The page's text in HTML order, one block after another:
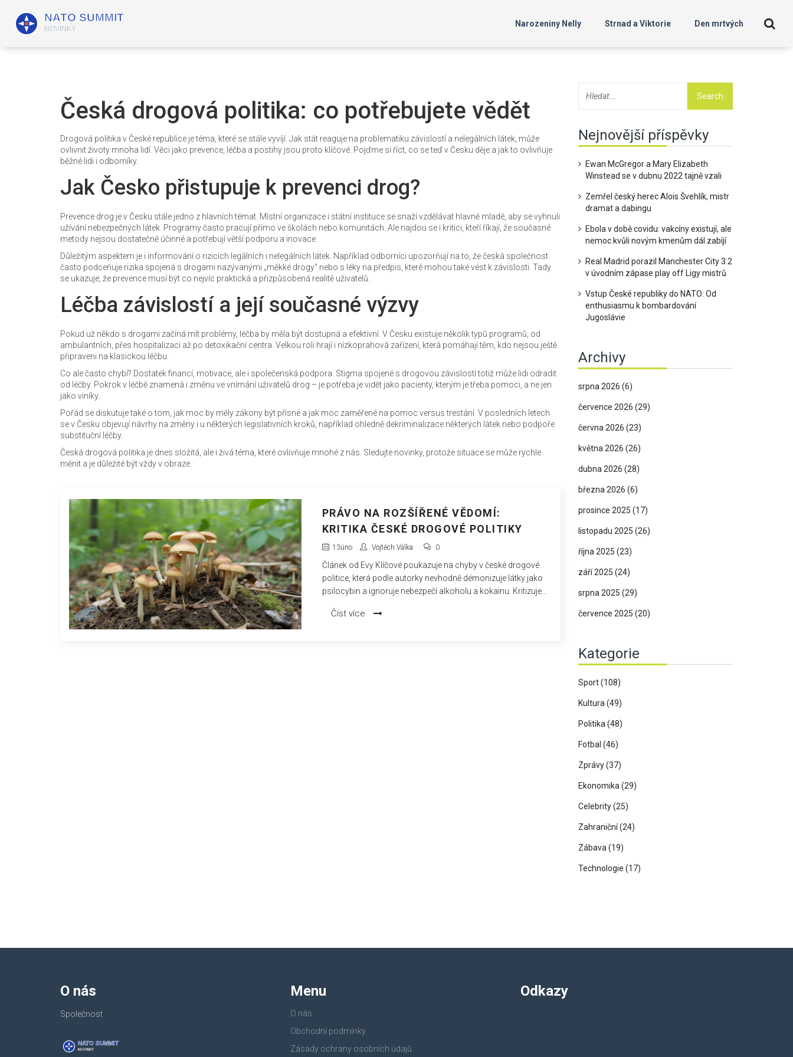
Narozeniny Nelly Strnad a Viktorie Den mrtvých
Česká drogová politika: co potřebujete vědět
Drogová politika v České republice je téma, které se stále vyvíjí. Jak stát reaguje na problematiku závislostí a nelegálních látek, může
ovlivnit životy mnoha lidí. Věci jako prevence, léčba a postihy jsou proto klíčové. Pojďme si říct, co se teď v Česku děje a jak to ovlivňuje
běžné lidi i odborníky.
Jak Česko přistupuje k prevenci drog?
Prevence drog je v Česku stále jedno z hlavních témat. Místní organizace i státní instituce se snaží vzdělávat hlavně mladé, aby se vyhnuli
užívání nebezpečných látek. Programy často pracují přímo ve školách nebo komunitách. Ale najdou se i kritici, kteří říkají, že současné
metody nejsou dostatečně účinné a potřebují větší podporu a inovace.
Důležitým aspektem je i informování o rizicích legálních i nelegálních látek. Například odborníci upozorňují na to, že česká společnost
často podceňuje rizika spojená s drogami nazývanými „měkké drogy“ nebo s léky na předpis, které mohou také vést k závislosti. Tady
se ukazuje, že prevence musí být co nejvíc praktická a přizpůsobená realitě uživatelů.
Léčba závislostí a její současné výzvy
Pokud už někdo s drogami začíná mít problémy, léčba by měla být dostupná a efektivní. V Česku existuje několik typů programů, od
ambulantních, přes hospitalizaci až po detoxikační centra. Velkou roli hrají i nízkoprahová zařízení, která pomáhají těm, kdo nejsou ještě
připraveni na klasickou léčbu.
Co ale často chybí? Dostatek financí, motivace, ale i společenská podpora. Stigma spojené s drogovou závislostí totiž může lidi odradit
od léčby. Pokrok v léčbě znamená i změnu ve vnímání uživatelů drog – je potřeba je vidět jako pacienty, kterým je třeba pomoci, a ne jen
jako viníky.
Pořád se diskutuje také o tom, jak moc by měly zákony být přísné a jak moc zaměřené na pomoc versus trestání. V posledních letech
se v Česku objevují návrhy na změny i u některých legislativních kroků, například ohledně dekriminalizace některých látek nebo podpoře
substituční léčby.
Česká drogová politika je dnes složitá, ale i živá téma, které ovlivňuje mnohé z nás. Sledujte novinky, protože situace se může rychle
měnit a je důležité být vždy v obraze.
PRÁVO NA ROZŠÍŘENÉ VĚDOMÍ:
KRITIKA ČESKÉ DROGOVÉ POLITIKY
13úno Vojtěch Válka 0
Článek od Evy Klíčové poukazuje na chyby v české drogové
politice, která podle autorky nevhodně démonizuje látky jako
psilocybin a ignoruje nebezpečí alkoholu a kokainu. Kritizuje
přístup k problematice drog.
Číst více
Nejnovější příspěvky
Ewan McGregor a Mary Elizabeth
Winstead se v dubnu 2022 tajně vzali
Zemřel český herec Alois Švehlík, mistr
dramat a dabingu
Ebola v době covidu: vakcíny existují, ale
nemoc kvůli novým kmenům dál zabíjí
Real Madrid porazil Manchester City 3:2
v úvodním zápase play off Ligy mistrů
Vstup České republiky do NATO: Od
enthusiasmu k bombardování
Jugoslávie
Archivy
srpna 2026 (6)
července 2026 (29)
června 2026 (23)
května 2026 (26)
dubna 2026 (28)
března 2026 (6)
prosince 2025 (17)
listopadu 2025 (26)
října 2025 (23)
září 2025 (24)
srpna 2025 (29)
července 2025 (20)
Kategorie
Sport(108)
Kultura (49)
Politika (48)
Fotbal (46)
Zprávy(37)
Ekonomika (29)
Celebrity(25)
Zahraniční(24)
Zábava (19)
Technologie (17)
O nás
Společnost
Menu
O nás
Obchodní podmínky
Zásady ochrany osobních údajů
Odkazy